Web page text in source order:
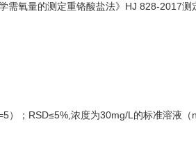
氧量的测定重铬酸盐法》HJ 828-2017测
；RSD≤5%,浓度为30mg/L的标准溶液（